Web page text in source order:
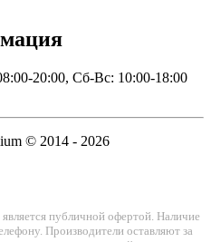
20:00, Сб-Вс: 10:00-18:00
© 2014 - 2026
публичной офертой. Наличие
Производители оставляют за